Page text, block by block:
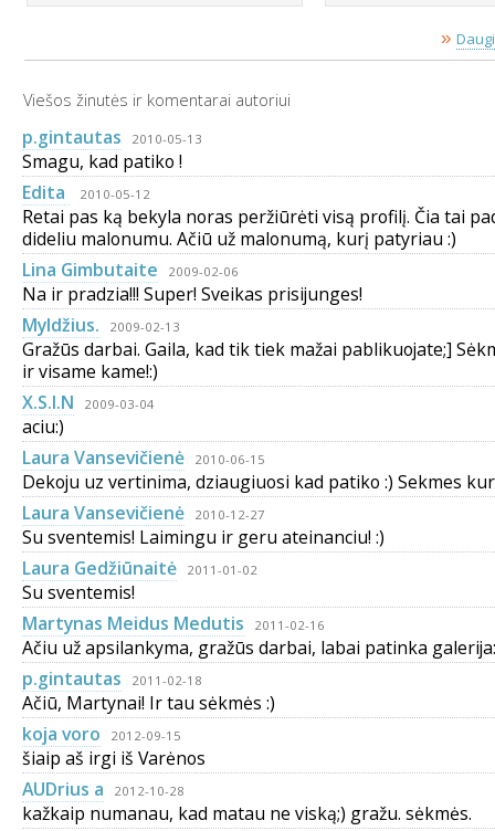
»
Viešos žinutės ir komentarai autoriui
p.gintautas 2010-05-13
Smagu, kad patiko !
Edita
2010-05-12
Retai pas ką bekyla noras peržiūrėti visą profilį. Čia tai
dideliu malonumu. Ačiū už malonumą, kurį patyriau :)
Lina Gimbutaite
2009-02-06
Na ir pradzia!!! Super! Sveikas prisijunges!
Myldžius.
2009-02-13
Gražūs darbai. Gaila, kad tik tiek mažai pablikuojate;]
ir visame kame!:)
X.S.I.N
2009-03-04
aciu:)
Laura Vansevičienė
2010-06-15
Dekoju uz vertinima, dziaugiuosi kad patiko :) Sekmes
Laura Vansevičienė
2010-12-27
Su sventemis! Laimingu ir geru ateinanciu! :)
Laura Gedžiūnaitė
2011-01-02
Su sventemis!
Martynas Meidus Medutis
2011-02-16
Ačiu už apsilankyma, gražūs darbai, labai patinka
p.gintautas
2011-02-18
Ačiū, Martynai! Ir tau sėkmės :)
koja voro
2012-09-15
šiaip aš irgi iš Varėnos
AUDrius a
2012-10-28
kažkaip numanau, kad matau ne viską;) gražu. sėkmės.